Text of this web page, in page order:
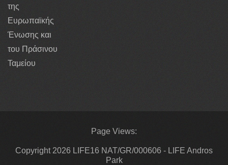
της
Ευρωπαϊκής
Ένωσης και
του Πράσινου
Ταμείου
Page Views:
Copyright 2026 LIFE16 NAT/GR/000606 - LIFE Andros
Park